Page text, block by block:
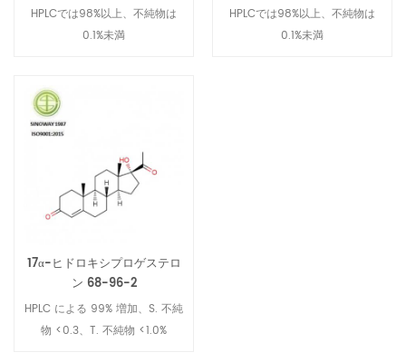
HPLCでは98%以上、不純物は
0.1%未満
HPLCでは98%以上、不純物は
0.1%未満
17α-ヒドロキシプロゲステロ
ン 68-96-2
HPLC による 99% 増加、S. 不純
物 <0.3、T. 不純物 <1.0%